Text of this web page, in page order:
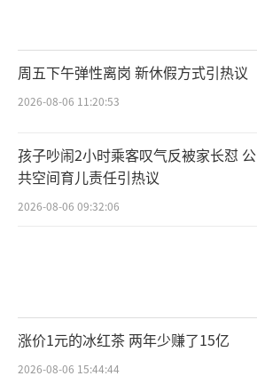
周五下午弹性离岗 新休假方式引热议
2026-08-06 11:20:53
孩子吵闹2小时乘客叹气反被家长怼 公
共空间育儿责任引热议
2026-08-06 09:32:06
涨价1元的冰红茶 两年少赚了15亿
2026-08-06 15:44:44